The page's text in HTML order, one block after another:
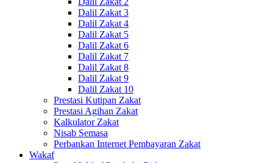
Dalil Zakat 3
Dalil Zakat 4
Dalil Zakat 5
Dalil Zakat 6
Dalil Zakat 7
Dalil Zakat 8
Dalil Zakat 9
Dalil Zakat 10
Prestasi Kutipan Zakat
Prestasi Agihan Zakat
Kalkulator Zakat
Nisab Semasa
Perbankan Internet Pembayaran Zakat
Wakaf